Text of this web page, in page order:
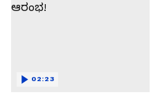
02:23